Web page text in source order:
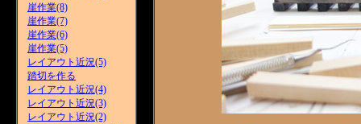
崖作業(8)
崖作業(7)
崖作業(6)
崖作業(5)
レイアウト近況(5)
踏切を作る
レイアウト近況(4)
レイアウト近況(3)
レイアウト近況(2)